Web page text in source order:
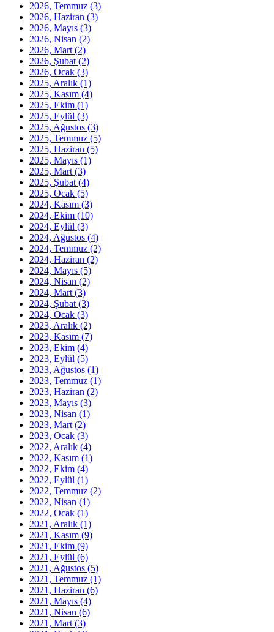
2026, Temmuz (3)
2026, Haziran (3)
2026, Mayıs (3)
2026, Nisan (2)
2026, Mart (2)
2026, Şubat (2)
2026, Ocak (3)
2025, Aralık (1)
2025, Kasım (4)
2025, Ekim (1)
2025, Eylül (3)
2025, Ağustos (3)
2025, Temmuz (5)
2025, Haziran (5)
2025, Mayıs (1)
2025, Mart (3)
2025, Şubat (4)
2025, Ocak (5)
2024, Kasım (3)
2024, Ekim (10)
2024, Eylül (3)
2024, Ağustos (4)
2024, Temmuz (2)
2024, Haziran (2)
2024, Mayıs (5)
2024, Nisan (2)
2024, Mart (3)
2024, Şubat (3)
2024, Ocak (3)
2023, Aralık (2)
2023, Kasım (7)
2023, Ekim (4)
2023, Eylül (5)
2023, Ağustos (1)
2023, Temmuz (1)
2023, Haziran (2)
2023, Mayıs (3)
2023, Nisan (1)
2023, Mart (2)
2023, Ocak (3)
2022, Aralık (4)
2022, Kasım (1)
2022, Ekim (4)
2022, Eylül (1)
2022, Temmuz (2)
2022, Nisan (1)
2022, Ocak (1)
2021, Aralık (1)
2021, Kasım (9)
2021, Ekim (9)
2021, Eylül (6)
2021, Ağustos (5)
2021, Temmuz (1)
2021, Haziran (6)
2021, Mayıs (4)
2021, Nisan (6)
2021, Mart (3)